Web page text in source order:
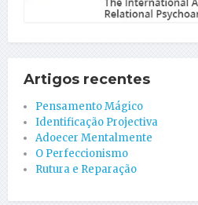
Artigos recentes
Pensamento Mágico
Identificação Projectiva
Adoecer Mentalmente
O Perfeccionismo
Rutura e Reparação